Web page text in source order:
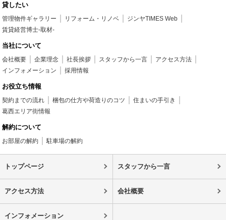
貸したい
管理物件ギャラリー リフォーム・リノベ
ジンヤTIMES Web
賃貸経営博士-取材-
当社について
会社概要 企業理念 社長挨拶 スタッフから一言
アクセス方法
インフォメーション
採用情報
お役立ち情報
契約までの流れ 梱包の仕方や荷造りのコツ
住まいの手引き
葛西エリア街情報
解約について
お部屋の解約 駐車場の解約
トップページ スタッフから一言
アクセス方法 会社概要
インフォメーション